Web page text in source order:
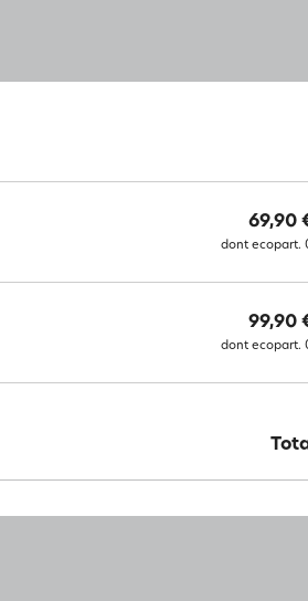
69,90
dont ecopart.
99,90
dont ecopart.